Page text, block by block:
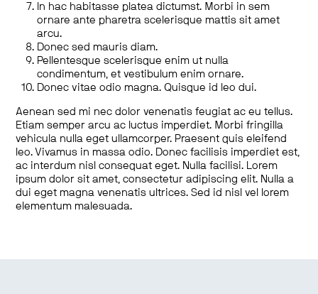
In hac habitasse platea dictumst. Morbi in sem
ornare ante pharetra scelerisque mattis sit amet
arcu.
Donec sed mauris diam.
Pellentesque scelerisque enim ut nulla
condimentum, et vestibulum enim ornare.
Donec vitae odio magna. Quisque id leo dui.
Aenean sed mi nec dolor venenatis feugiat ac eu tellus.
Etiam semper arcu ac luctus imperdiet. Morbi fringilla
vehicula nulla eget ullamcorper. Praesent quis eleifend
leo. Vivamus in massa odio. Donec facilisis imperdiet est,
ac interdum nisl consequat eget. Nulla facilisi. Lorem
ipsum dolor sit amet, consectetur adipiscing elit. Nulla a
dui eget magna venenatis ultrices. Sed id nisl vel lorem
elementum malesuada.